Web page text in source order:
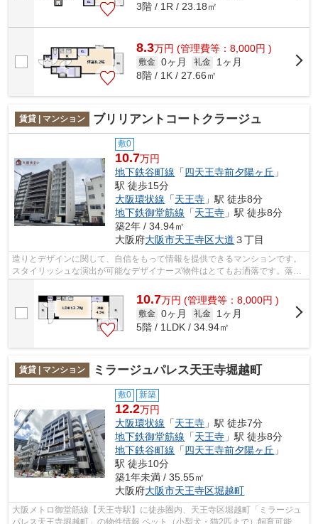
3階 / 1R / 23.18㎡
8.3万円 (管理費等：8,000円 )
敷金 0ヶ月 礼金
1ヶ月
8階 / 1K / 27.66㎡
賃貸 | マンション ブリリアントコートクラージュ
敷0
10.7万円
地下鉄谷町線 「四天王寺前夕陽ヶ丘 」
駅 徒歩15分
大阪環状線 「天王寺 」駅 徒歩8分
地下鉄御堂筋線 「天王寺 」駅 徒歩8分
築2年 / 34.94㎡
大阪府大阪市天王寺区大道 ３丁目
造りとデザインに関して、自信をもって情報を提供できるマンションです。
スタイリッシュな演出が可能なデザイナーズ物件はとてもお洒落です。落ち
着きのある空間が広がっている、2024...
10.7万円 (管理費等：8,000円 )
敷金 0ヶ月 礼金
1ヶ月
5階 / 1LDK / 34.94㎡
賃貸 | マンション ミラージュパレス天王寺堀越町
敷0 新築
12.2万円
大阪環状線 「天王寺 」駅 徒歩7分
地下鉄御堂筋線 「天王寺 」駅 徒歩8分
地下鉄谷町線 「四天王寺前夕陽ヶ丘 」
駅 徒歩10分
築1年未満 / 35.55㎡
大阪府大阪市天王寺区堀越町
大阪メトロ御堂筋線【天王寺駅】に徒歩圏内、天王寺区堀越町「ミラージュ